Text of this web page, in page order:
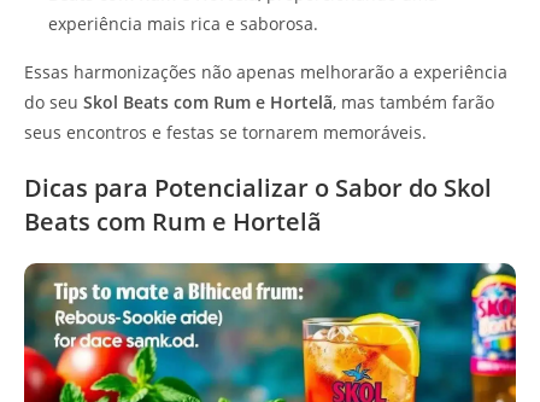
experiência mais rica e saborosa.
Essas harmonizações não apenas melhorarão a experiência
do seu Skol Beats com Rum e Hortelã, mas também farão
seus encontros e festas se tornarem memoráveis.
Dicas para Potencializar o Sabor do Skol
Beats com Rum e Hortelã